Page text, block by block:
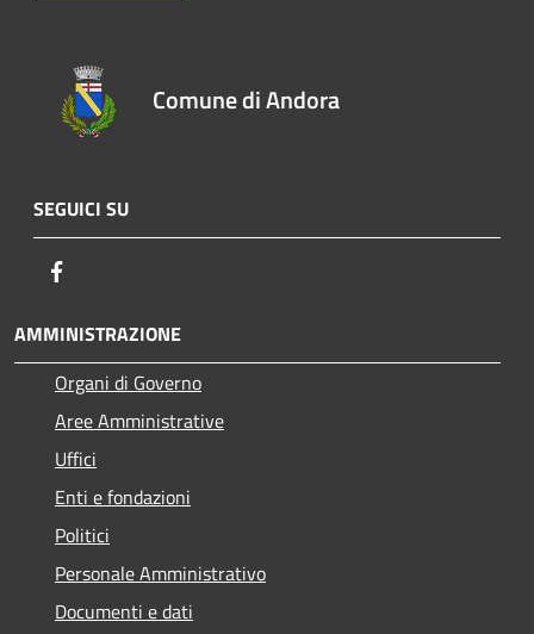
Comune di Andora
SEGUICI SU
AMMINISTRAZIONE
Organi di Governo
Aree Amministrative
Uffici
Enti e fondazioni
Politici
Personale Amministrativo
Documenti e dati